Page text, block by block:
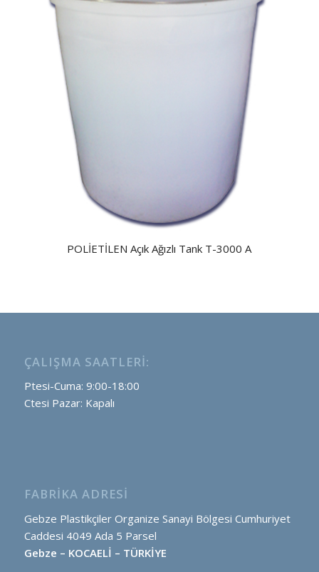
POLİETİLEN Açık Ağızlı Tank T-3000 A
ÇALIŞMA SAATLERI:
Ptesi-Cuma: 9:00-18:00
Ctesi Pazar: Kapalı
FABRIKA ADRESI
Gebze Plastikçiler Organize Sanayi Bölgesi Cumhuriyet
Caddesi 4049 Ada 5 Parsel
Gebze – KOCAELİ – TÜRKİYE